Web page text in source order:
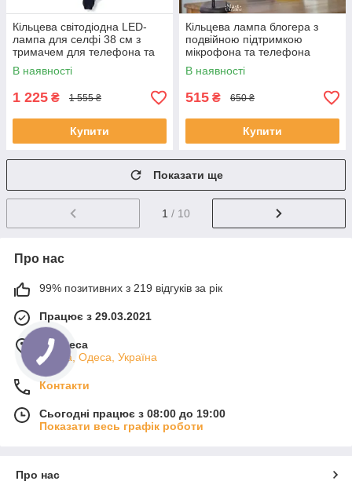
Кільцева світодіодна LED-
лампа для селфі 38 см з
тримачем для телефона та
кріпленням під штатив A380
В наявності
1 225 ₴ 1 555 ₴
Купити
Кільцева лампа блогера з
подвійною підтримкою
мікрофона та телефона
ZZGF
В наявності
515 ₴ 650 ₴
Купити
Показати ще
1 / 10
Про нас
99% позитивних з 219 відгуків за рік
Працює з 29.03.2021
м. Одеса
Одеса, Одеса, Україна
Контакти
Сьогодні працює з 08:00 до 19:00
Показати весь графік роботи
Про нас